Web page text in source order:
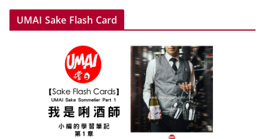
UMAI Sake Flash Card